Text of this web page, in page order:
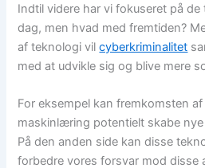
Indtil videre har vi fokuseret på
dag, men hvad med fremtiden?
af teknologi vilcyberkriminalitet
med at udvikle sig og blive mere
For eksempel kan fremkomsten
maskinlæring potentielt skabe
På den anden side kan disse
forbedre vores forsvar mod disse